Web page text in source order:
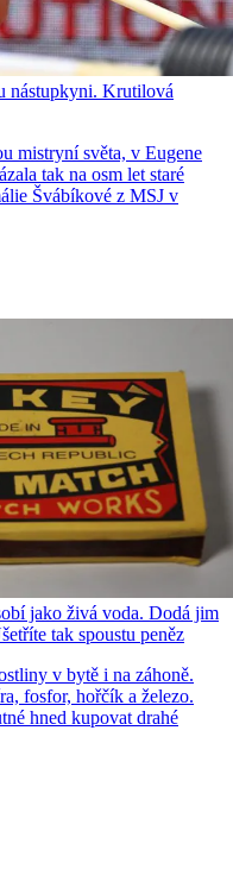
nástupkyni. Krutilová
mistryní světa, v Eugene
tak na osm let staré
Švábíkové z MSJ v
jako živá voda. Dodá jim
tak spoustu peněz
v bytě i na záhoně.
fosfor, hořčík a železo.
hned kupovat drahé